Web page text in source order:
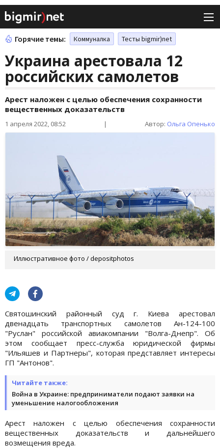
Горячие темы: Коммуналка Тесты bigmir)net
Украина арестовала 12
российских самолетов
Арест наложен с целью обеспечения сохранности
вещественных доказательств
1 апреля 2022, 08:52 | Автор: Ольга Опенько
Иллюстративное фото / depositphotos
Святошинский районный суд г. Киева арестовал
двенадцать транспортных самолетов Ан-124-100
"Руслан" российской авиакомпании "Волга-Днепр". Об
этом сообщает пресс-служба юридической фирмы
"Ильяшев и Партнеры", которая представляет интересы
ГП "Антонов".
Читайте также:
Война в Украине: предприниматели подают заявки на
уменьшение налогообложения
Арест наложен с целью обеспечения сохранности
вещественных доказательств и дальнейшего
возмещения вреда.